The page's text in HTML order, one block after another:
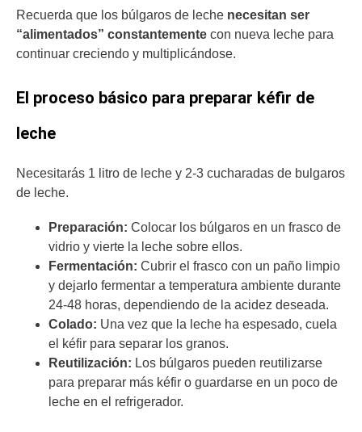
Recuerda que los búlgaros de leche necesitan ser
“alimentados” constantemente con nueva leche para
continuar creciendo y multiplicándose.
El proceso básico para preparar kéfir de
leche
Necesitarás 1 litro de leche y 2-3 cucharadas de bulgaros
de leche.
Preparación: Colocar los búlgaros en un frasco de
vidrio y vierte la leche sobre ellos.
Fermentación: Cubrir el frasco con un paño limpio
y dejarlo fermentar a temperatura ambiente durante
24-48 horas, dependiendo de la acidez deseada.
Colado: Una vez que la leche ha espesado, cuela
el kéfir para separar los granos.
Reutilización: Los búlgaros pueden reutilizarse
para preparar más kéfir o guardarse en un poco de
leche en el refrigerador.